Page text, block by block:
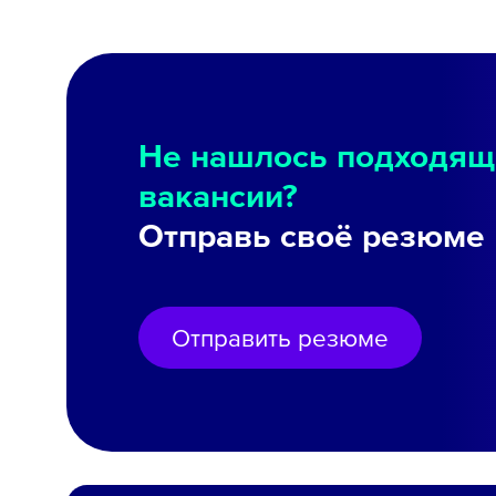
Не нашлось
вакансии?
Отправь своё резюме
Отправить резюме